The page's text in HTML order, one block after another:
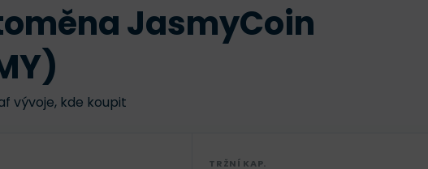
JasmyCoin
vývoje, kde koupit
TRŽNÍ KAP.